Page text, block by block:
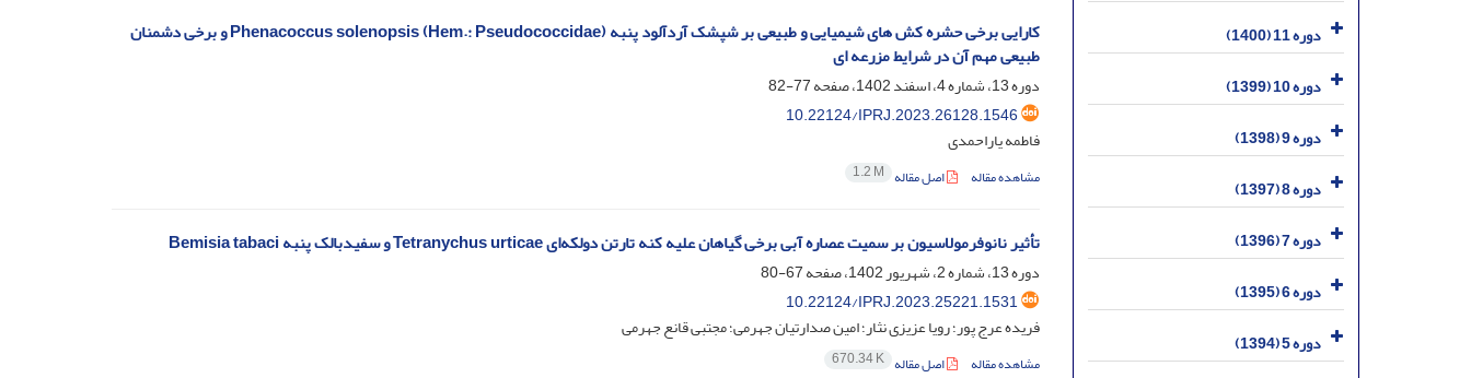
کارایی برخی حشره کش های شیمیایی و طبیعی بر شپشک آردآلود پنبه Phenacoccus solenopsis (Hem.: Pseudococcidae) و برخی دشمنان
طبیعی مهم آن در شرایط مزرعه ای
دوره 13، شماره 4، اسفند 1402، صفحه
77-82
10.22124/IPRJ.2023.26128.1546
فاطمه یاراحمدی
مشاهده مقاله اصل مقاله 1.2 M
تأثیر نانوفرمولاسیون بر سمیت عصاره‌ آبی برخی گیاهان علیه کنه‌ تارتن دولکه‌ای Tetranychus urticae و سفیدبالک پنبه Bemisia tabaci
دوره 13، شماره 2، شهریور 1402، صفحه
67-80
10.22124/IPRJ.2023.25221.1531
فریده عرج پور؛ رویا عزیزی نثار؛ امین صدارتیان جهرمی؛ مجتبی قانع جهرمی
مشاهده مقاله اصل مقاله 670.34 K
دوره 11 (1400)
دوره 10 (1399)
دوره 9 (1398)
دوره 8 (1397)
دوره 7 (1396)
دوره 6 (1395)
دوره 5 (1394)